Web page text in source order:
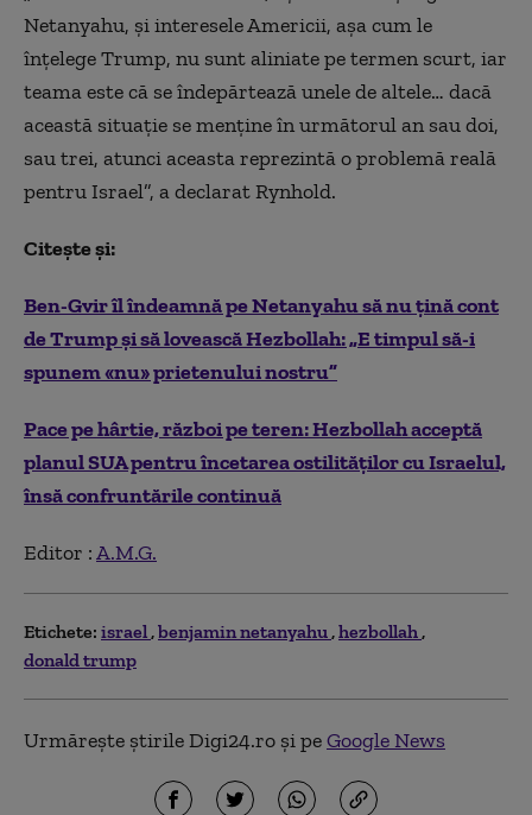
Netanyahu, și interesele Americii, așa cum le
înțelege Trump, nu sunt aliniate pe termen scurt, iar
teama este că se îndepărtează unele de altele… dacă
această situație se menține în următorul an sau doi,
sau trei, atunci aceasta reprezintă o problemă reală
pentru Israel”, a declarat Rynhold.
Citește și:
Ben-Gvir îl îndeamnă pe Netanyahu să nu țină cont
de Trump și să lovească Hezbollah: „E timpul să-i
spunem «nu» prietenului nostru”
Pace pe hârtie, război pe teren: Hezbollah acceptă
planul SUA pentru încetarea ostilităților cu Israelul,
însă confruntările continuă
Editor :A.M.G.
Etichete: israel benjamin netanyahu hezbollah
donald trump
Urmărește știrile Digi24.ro și peGoogle News